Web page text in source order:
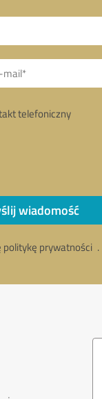
telefoniczny
wiadomość
politykę prywatności .